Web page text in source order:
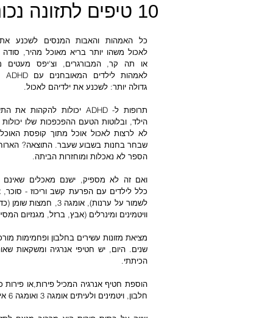
10 טיפים לתזונה נכונה להפרעת קשב וריכוז
גדולה יותר: לשכנע את ילדיהם לאכול.
הספר לא נאכלות ומוחזרות הביתה.
וויטמינים ומינרלים (אבץ, ברזל, מגנזיום
הכיתתי.
חלבון, ויטמינים ולעיתים אומגה 3 ואומגה 6 אין שימוש בשומנים מוקשים, צבעי מאכל וחומרים משמרים או מלאכותיים.